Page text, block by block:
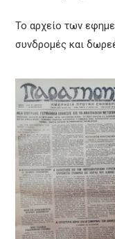
Το αρχείο των
συνδρομές και